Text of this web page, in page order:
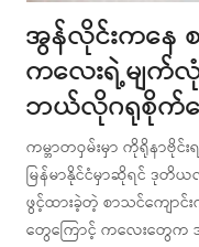
အွန်လိုင်းကနေ
ကလေးရဲ့မျက်လုံ
ဘယ်လိုဂရုစိုက်ပ
ကမ္ဘာတဝှမ်းမှာ ကိုရိုနာဗိုင်
မြန်မာနိုင်ငံမှာဆိုရင် ဒု
ဖွင့်ထားခဲ့တဲ့ စာသင်ကျော
တွေကြောင့် ကလေးတွေ